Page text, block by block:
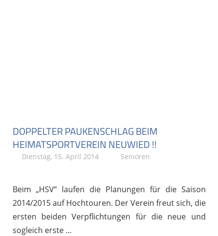
DOPPELTER PAUKENSCHLAG BEIM
HEIMATSPORTVEREIN NEUWIED !!
Dienstag, 15. April 2014 Stephan P.
Senioren
Beim „HSV“ laufen die Planungen für die Saison
2014/2015 auf Hochtouren. Der Verein freut sich, die
ersten beiden Verpflichtungen für die neue und
sogleich erste